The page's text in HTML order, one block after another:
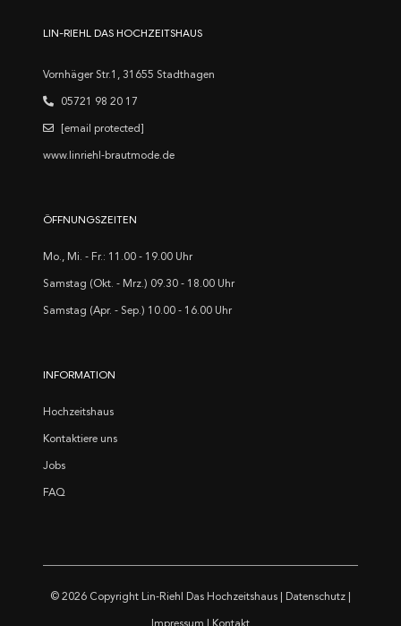
LIN-RIEHL DAS HOCHZEITSHAUS
Vornhäger Str.1, 31655 Stadthagen
05721 98 20 17
[email protected]
www.linriehl-brautmode.de
ÖFFNUNGSZEITEN
Mo., Mi. - Fr.: 11.00 - 19.00 Uhr
Samstag (Okt. - Mrz.) 09.30 - 18.00 Uhr
Samstag (Apr. - Sep.) 10.00 - 16.00 Uhr
INFORMATION
Hochzeitshaus
Kontaktiere uns
Jobs
FAQ
© 2026 Copyright Lin-Riehl Das Hochzeitshaus Datenschutz